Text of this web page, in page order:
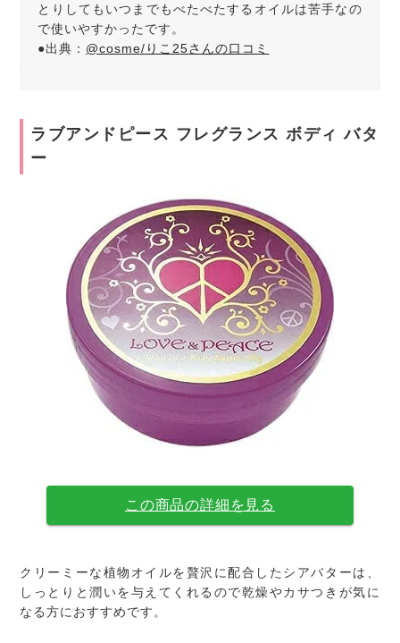
とりしてもいつまでもべたべたするオイルは苦手なの
で使いやすかったです。
●出典： @cosme/りこ25さんの口コミ
ラブアンドピース フレグランス ボディ バタ
ー
この商品の詳細を見る
クリーミーな植物オイルを贅沢に配合したシアバターは、
しっとりと潤いを与えてくれるので乾燥やカサつきが気に
なる方におすすめです。